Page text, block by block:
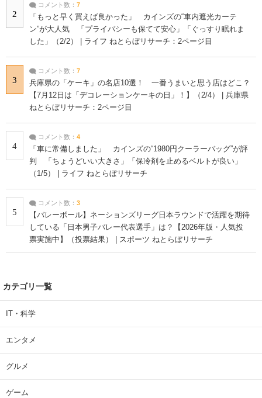
2
コメント数： 7
「もっと早く買えば良かった」 カインズの“車内遮光カーテ
ン”が大人気 「プライバシーも保てて安心」「ぐっすり眠れま
した」（2/2） | ライフ ねとらぼリサーチ：2ページ目
3
コメント数： 7
兵庫県の「ケーキ」の名店10選！ 一番うまいと思う店はどこ？
【7月12日は「デコレーションケーキの日」！】（2/4） | 兵庫県
ねとらぼリサーチ：2ページ目
4
コメント数： 4
「車に常備しました」 カインズの“1980円クーラーバッグ”が評
判 「ちょうどいい大きさ」「保冷剤を止めるベルトが良い」
（1/5） | ライフ ねとらぼリサーチ
5
コメント数： 3
【バレーボール】ネーションズリーグ日本ラウンドで活躍を期待
している「日本男子バレー代表選手」は？【2026年版・人気投
票実施中】（投票結果） | スポーツ ねとらぼリサーチ
カテゴリ一覧
IT・科学
エンタメ
グルメ
ゲーム